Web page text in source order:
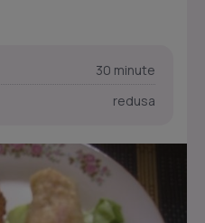
30 minute
redusa